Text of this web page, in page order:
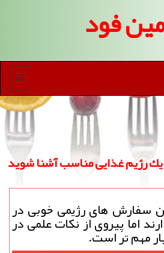
مین فود
منو
رژیم غذایی مناسب آشنا شوید
سفارش های رژیمی خوبی در
اما پیروی از نكات علمی در
مهم تر است.